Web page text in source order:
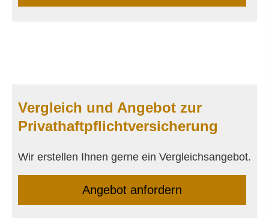
Vergleich und Angebot zur
Privathaftpflichtversicherung
Wir erstellen Ihnen gerne ein Vergleichsangebot.
An­ge­bot an­for­dern